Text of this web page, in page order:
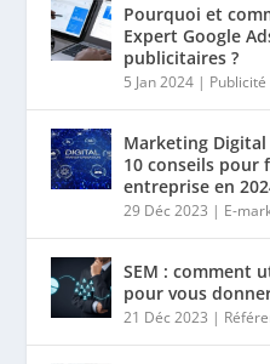
Pourquoi et
Expert Google
publicitaires ?
5 Jan 2024 | Publicité
Marketing
10 conseils pour
entreprise en
29 Déc 2023 | E-
SEM : comment
pour vous
21 Déc 2023 |